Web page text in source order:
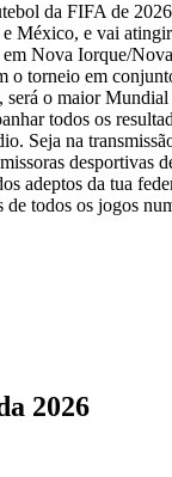
da FIFA de
México, e vai
Nova Iorque/
o torneio em
será o maior Mundial
todos os
Seja na
desportivas
adeptos da tua
de todos os jogos
2026